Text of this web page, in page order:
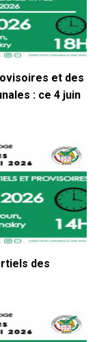
et des
: ce 4 juin
des